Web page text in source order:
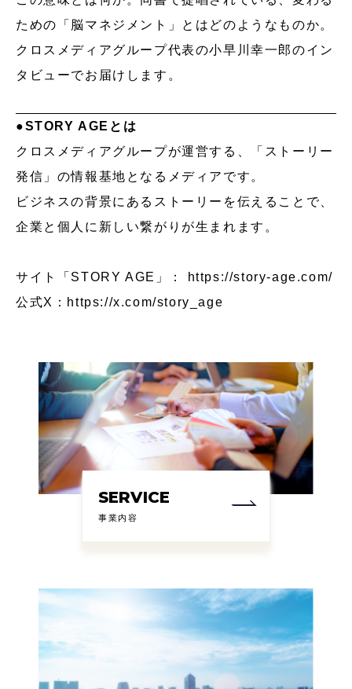
ための「脳マネジメント」とはどのようなものか。
クロスメディアグループ代表の小早川幸一郎のイン
タビューでお届けします。
●STORY AGEとは
クロスメディアグループが運営する、「ストーリー
発信」の情報基地となるメディアです。
ビジネスの背景にあるストーリーを伝えることで、
企業と個人に新しい繋がりが生まれます。
サイト「STORY AGE」：
https://story-age.com/
公式X： https://x.com/story_age
SERVICE
事業内容